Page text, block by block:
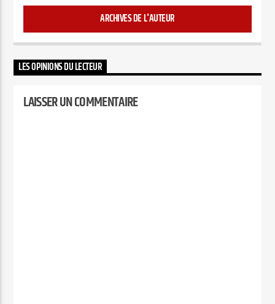
ARCHIVES DE L'AUTEUR
LES OPINIONS DU LECTEUR
LAISSER UN COMMENTAIRE